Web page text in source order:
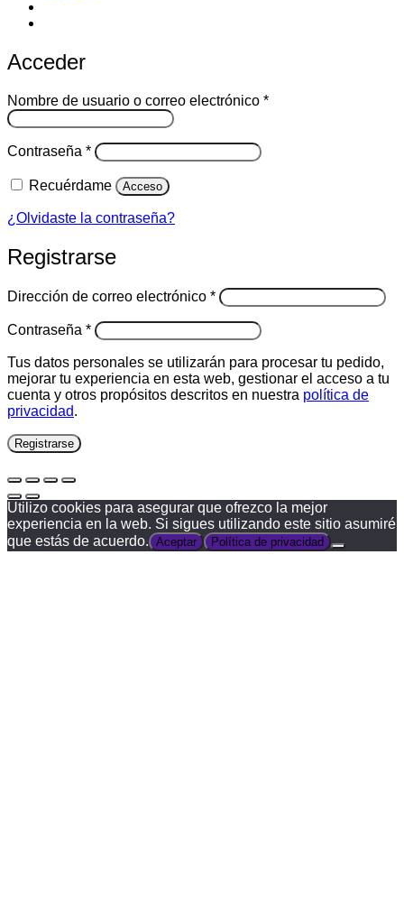
Acceder
Nombre de usuario o correo electrónico *Obligatorio
Contraseña *Obligatorio
Recuérdame Acceso
¿Olvidaste la contraseña?
Registrarse
Dirección de correo electrónico *Obligatorio
Contraseña *Obligatorio
Tus datos personales se utilizarán para procesar tu pedido,
mejorar tu experiencia en esta web, gestionar el acceso a tu
cuenta y otros propósitos descritos en nuestra política de
privacidad.
Registrarse
Utilizo cookies para asegurar que ofrezco la mejor
experiencia en la web. Si sigues utilizando este sitio asumiré
que estás de acuerdo. Aceptar Política de privacidad